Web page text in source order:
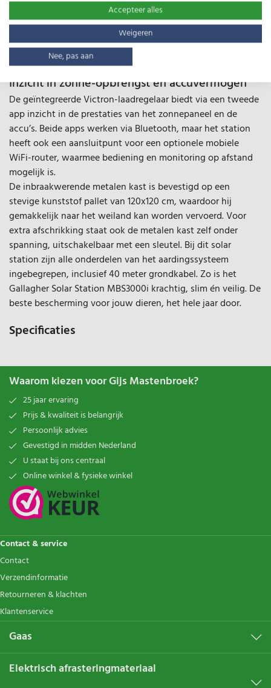
slimme, uitbreidbare oplossing met afrasteringszones die je
eenvoudig kunt instellen en bewaken via de Gallagher-app.
Dit geeft je volledige controle en inzicht in de prestaties van
je afrastering, inclusief een logboek met het voltage op het
raster in het verleden.
Inzicht in zonne-opbrengst en accuvermogen
De geïntegreerde Victron-laadregelaar biedt via een tweede
app inzicht in de prestaties van het zonnepaneel en de
accu’s. Beide apps werken via Bluetooth, maar het station
heeft ook een aansluitpunt voor een optionele mobiele
WiFi-router, waarmee bediening en monitoring op afstand
mogelijk is.
De inbraakwerende metalen kast is bevestigd op een
stevige kunststof pallet van 120x120 cm, waardoor hij
gemakkelijk naar het weiland kan worden vervoerd. Voor
extra afschrikking staat ook de metalen kast zelf onder
spanning, uitschakelbaar met een sleutel. Bij dit solar
station zijn alle onderdelen van het aardingssysteem
ingebegrepen, inclusief 40 meter grondkabel. Zo is het
Gallagher Solar Station MBS3000i krachtig, slim én veilig. De
beste bescherming voor jouw dieren, het hele jaar door.
Specificaties
Waarom kiezen voor Gijs Mastenbroek?
25 jaar ervaring
Prijs & kwaliteit is belangrijk
Persoonlijk advies
Gevestigd in midden Nederland
U staat bij ons centraal
Online winkel & fysieke winkel
Contact & service
Contact
Verzendinformatie
Retourneren & klachten
Klantenservice
Gaas
Elektrisch afrasteringmateriaal
Accepteer alles
Weigeren
Nee, pas aan